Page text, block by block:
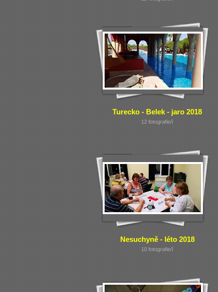
Turecko - Belek - jaro 2018
12 fotografie/í
Nesuchyně - léto 2018
10 fotografie/í